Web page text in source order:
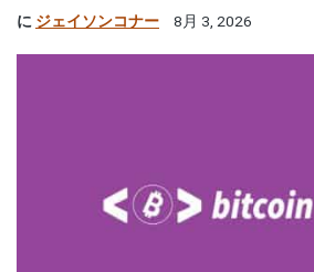
に ジェイソンコナー 8月 3, 2026